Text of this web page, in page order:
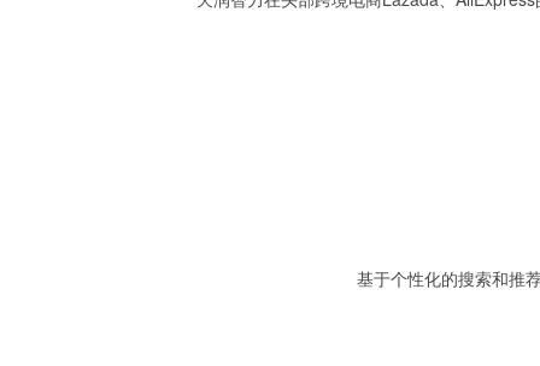
基于个性化的搜索和推